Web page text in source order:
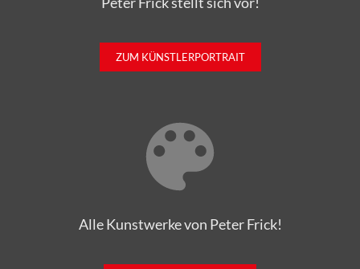
ZUM KÜNSTLERPORTRAIT
ZU DEN KUNSTWERKEN